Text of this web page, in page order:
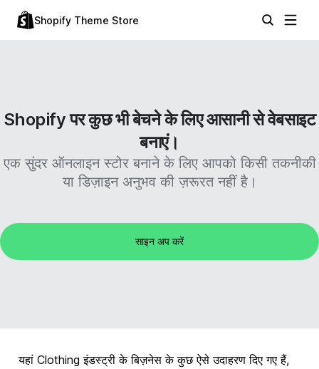
Shopify Theme Store
Shopify पर कुछ भी बेचने के लिए आसानी से वेबसाइट
बनाएं।
एक सुंदर ऑनलाइन स्टोर बनाने के लिए आपको किसी तकनीकी
या डिज़ाइन अनुभव की ज़रूरत नहीं है।
साइन अप करें
यहां Clothing इंडस्ट्री के बिज़नेस के कुछ ऐसे उदाहरण दिए गए हैं,